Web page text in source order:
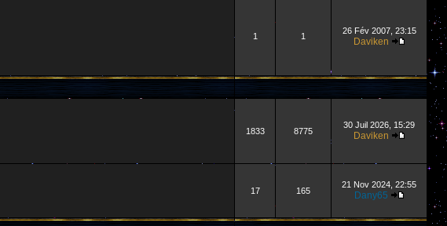
1 1
26 Fév 2007, 23:15
Daviken
1833 8775
30 Juil 2026, 15:29
Daviken
17 165
21 Nov 2024, 22:55
Dany65